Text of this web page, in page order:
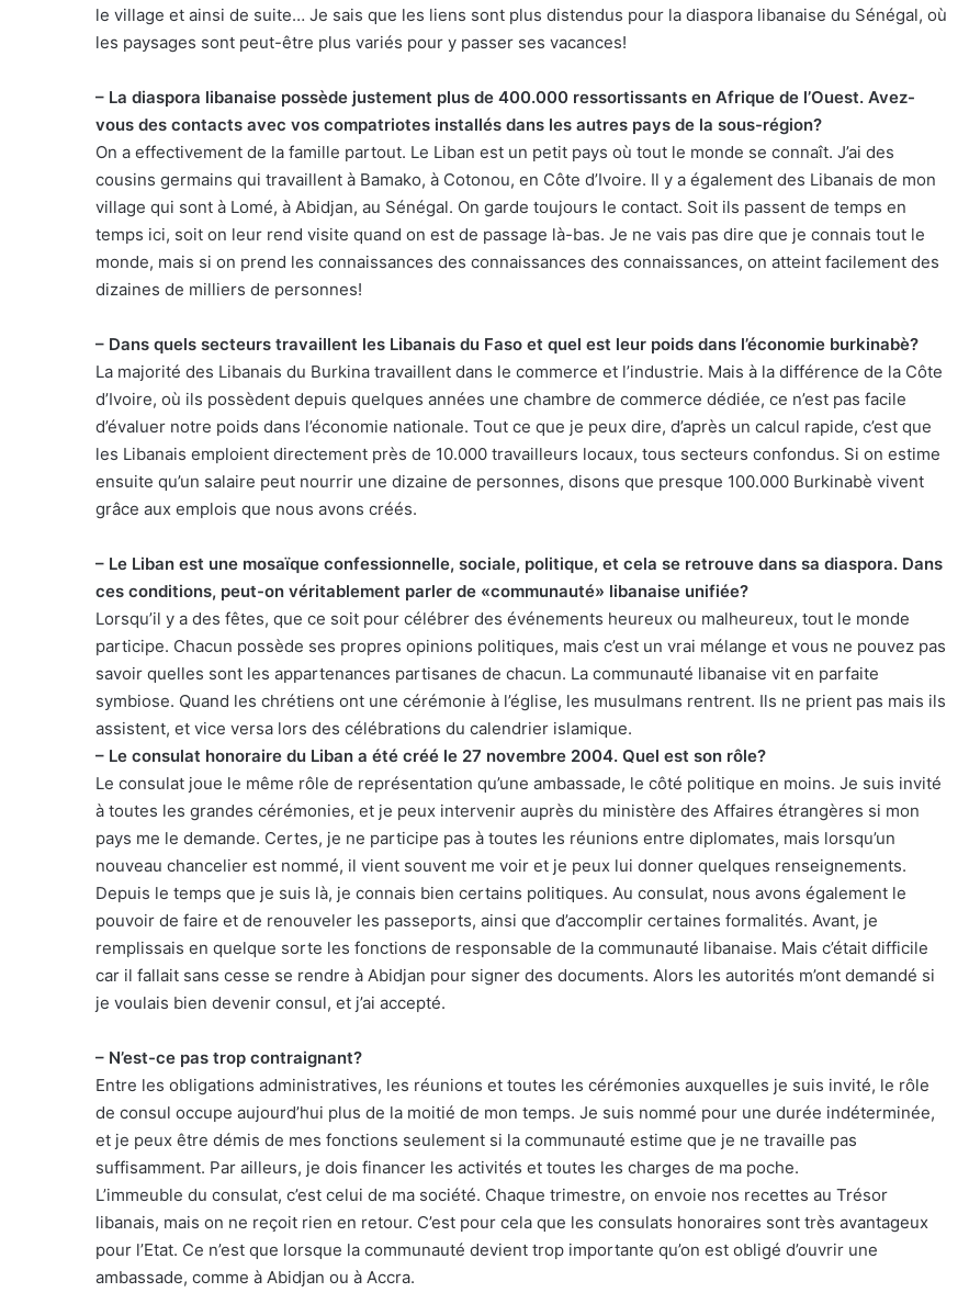
le village et ainsi de suite… Je sais que les liens sont plus distendus pour la diaspora libanaise du Sénégal, où
les paysages sont peut-être plus variés pour y passer ses vacances!
– La diaspora libanaise possède justement plus de 400.000 ressortissants en Afrique de l’Ouest. Avez-
vous des contacts avec vos compatriotes installés dans les autres pays de la sous-région?
On a effectivement de la famille partout. Le Liban est un petit pays où tout le monde se connaît. J’ai des
cousins germains qui travaillent à Bamako, à Cotonou, en Côte d’Ivoire. Il y a également des Libanais de mon
village qui sont à Lomé, à Abidjan, au Sénégal. On garde toujours le contact. Soit ils passent de temps en
temps ici, soit on leur rend visite quand on est de passage là-bas. Je ne vais pas dire que je connais tout le
monde, mais si on prend les connaissances des connaissances des connaissances, on atteint facilement des
dizaines de milliers de personnes!
– Dans quels secteurs travaillent les Libanais du Faso et quel est leur poids dans l’économie burkinabè?
La majorité des Libanais du Burkina travaillent dans le commerce et l’industrie. Mais à la différence de la Côte
d’Ivoire, où ils possèdent depuis quelques années une chambre de commerce dédiée, ce n’est pas facile
d’évaluer notre poids dans l’économie nationale. Tout ce que je peux dire, d’après un calcul rapide, c’est que
les Libanais emploient directement près de 10.000 travailleurs locaux, tous secteurs confondus. Si on estime
ensuite qu’un salaire peut nourrir une dizaine de personnes, disons que presque 100.000 Burkinabè vivent
grâce aux emplois que nous avons créés.
– Le Liban est une mosaïque confessionnelle, sociale, politique, et cela se retrouve dans sa diaspora. Dans
ces conditions, peut-on véritablement parler de «communauté» libanaise unifiée?
Lorsqu’il y a des fêtes, que ce soit pour célébrer des événements heureux ou malheureux, tout le monde
participe. Chacun possède ses propres opinions politiques, mais c’est un vrai mélange et vous ne pouvez pas
savoir quelles sont les appartenances partisanes de chacun. La communauté libanaise vit en parfaite
symbiose. Quand les chrétiens ont une cérémonie à l’église, les musulmans rentrent. Ils ne prient pas mais ils
assistent, et vice versa lors des célébrations du calendrier islamique.
– Le consulat honoraire du Liban a été créé le 27 novembre 2004. Quel est son rôle?
Le consulat joue le même rôle de représentation qu’une ambassade, le côté politique en moins. Je suis invité
à toutes les grandes cérémonies, et je peux intervenir auprès du ministère des Affaires étrangères si mon
pays me le demande. Certes, je ne participe pas à toutes les réunions entre diplomates, mais lorsqu’un
nouveau chancelier est nommé, il vient souvent me voir et je peux lui donner quelques renseignements.
Depuis le temps que je suis là, je connais bien certains politiques. Au consulat, nous avons également le
pouvoir de faire et de renouveler les passeports, ainsi que d’accomplir certaines formalités. Avant, je
remplissais en quelque sorte les fonctions de responsable de la communauté libanaise. Mais c’était difficile
car il fallait sans cesse se rendre à Abidjan pour signer des documents. Alors les autorités m’ont demandé si
je voulais bien devenir consul, et j’ai accepté.
– N’est-ce pas trop contraignant?
Entre les obligations administratives, les réunions et toutes les cérémonies auxquelles je suis invité, le rôle
de consul occupe aujourd’hui plus de la moitié de mon temps. Je suis nommé pour une durée indéterminée,
et je peux être démis de mes fonctions seulement si la communauté estime que je ne travaille pas
suffisamment. Par ailleurs, je dois financer les activités et toutes les charges de ma poche.
L’immeuble du consulat, c’est celui de ma société. Chaque trimestre, on envoie nos recettes au Trésor
libanais, mais on ne reçoit rien en retour. C’est pour cela que les consulats honoraires sont très avantageux
pour l’Etat. Ce n’est que lorsque la communauté devient trop importante qu’on est obligé d’ouvrir une
ambassade, comme à Abidjan ou à Accra.